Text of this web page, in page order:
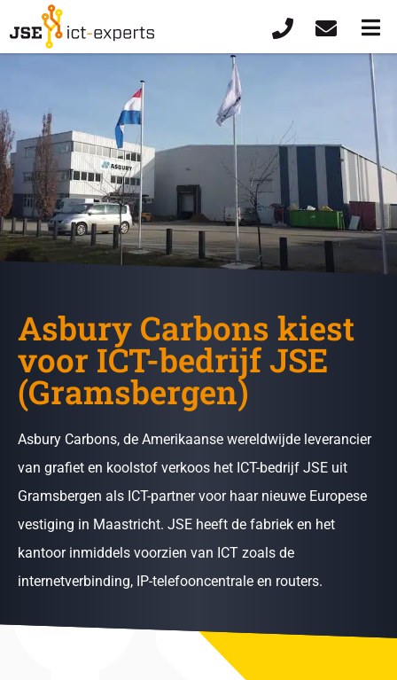
Asbury Carbons kiest
voor ICT-bedrijf JSE
(Gramsbergen)
Asbury Carbons, de Amerikaanse wereldwijde leverancier
van grafiet en koolstof verkoos het ICT-bedrijf JSE uit
Gramsbergen als ICT-partner voor haar nieuwe Europese
vestiging in Maastricht. JSE heeft de fabriek en het
kantoor inmiddels voorzien van ICT zoals de
internetverbinding, IP-telefooncentrale en routers.